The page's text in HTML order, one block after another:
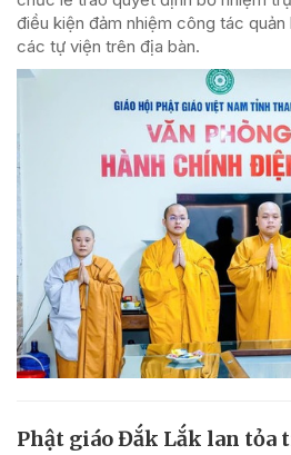
điều kiện đảm nhiệm công tác
các tự viện trên địa bàn.
Phật giáo Đắk Lắk lan tỏa